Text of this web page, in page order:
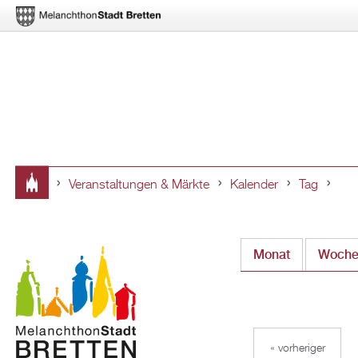
hier
Veranstaltungen & Märkte Kalender Tag
Monat Woche
« vorheriger